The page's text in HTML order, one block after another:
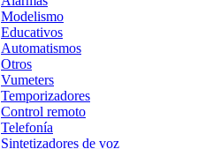
Modelismo
Educativos
Automatismos
Otros
Vumeters
Temporizadores
Control remoto
Telefonía
Sintetizadores de voz